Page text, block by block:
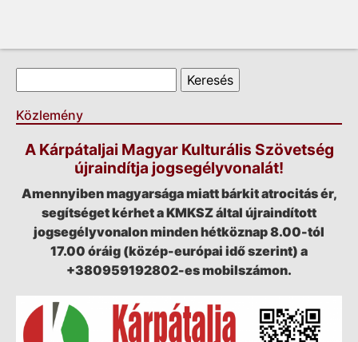
Keresés űrlap
Közlemény
A Kárpátaljai Magyar Kulturális Szövetség
újraindítja jogsegélyvonalát!
Amennyiben magyarsága miatt bárkit atrocitás ér,
segítséget kérhet a KMKSZ által újraindított
jogsegélyvonalon minden hétköznap 8.00-tól
17.00 óráig (közép-európai idő szerint) a
+380959192802-es mobilszámon.